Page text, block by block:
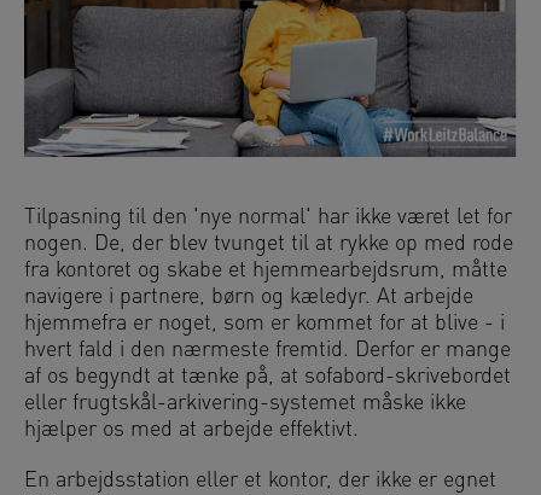
Tilpasning til den 'nye normal' har ikke været let for
nogen. De, der blev tvunget til at rykke op med rode
fra kontoret og skabe et hjemmearbejdsrum, måtte
navigere i partnere, børn og kæledyr. At arbejde
hjemmefra er noget, som er kommet for at blive - i
hvert fald i den nærmeste fremtid. Derfor er mange
af os begyndt at tænke på, at sofabord-skrivebordet
eller frugtskål-arkivering-systemet måske ikke
hjælper os med at arbejde effektivt.
En arbejdsstation eller et kontor, der ikke er egnet